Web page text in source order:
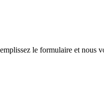
le formulaire et nous